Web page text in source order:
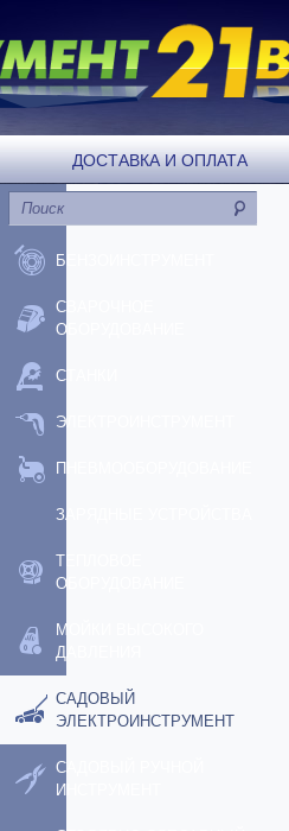
ДОСТАВКА И ОПЛАТА
БЕНЗОИНСТРУМЕНТ
СВАРОЧНОЕ
ОБОРУДОВАНИЕ
СТАНКИ
ЭЛЕКТРОИНСТРУМЕНТ
ПНЕВМООБОРУДОВАНИЕ
ЗАРЯДНЫЕ УСТРОЙСТВА
ТЕПЛОВОЕ
ОБОРУДОВАНИЕ
МОЙКИ ВЫСОКОГО
ДАВЛЕНИЯ
САДОВЫЙ
ЭЛЕКТРОИНСТРУМЕНТ
САДОВЫЙ РУЧНОЙ
ИНСТРУМЕНТ